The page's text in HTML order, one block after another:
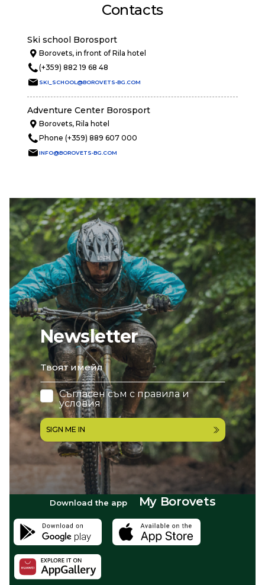
Newsletter
email
Съгласен съм с правила и
условия
SIGN ME IN
Contacts
Ski school Borosport
Borovets, in front of Rila hotel
(+359) 882 19 68 48
SKI_SCHOOL@BOROVETS-BG.COM
Adventure Center Borosport
Borovets, Rila hotel
Phone (+359) 889 607 000
INFO@BOROVETS-BG.COM
Download the app My Borovets